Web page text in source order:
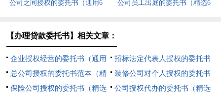
公司之间授权的委托书（通用6
公司员工出庭的委托书（精选6
【办理贷款委托书】相关文章：
企业授权经营的委托书（通用
7篇）
招标法定代表人授权的委托书
范本（通用6篇）
总公司授权的委托书范本（精
选9篇）
装修公司对个人授权的委托书
（精选20篇）
保险公司授权的委托书（精选
公司授权代办的委托书（精选